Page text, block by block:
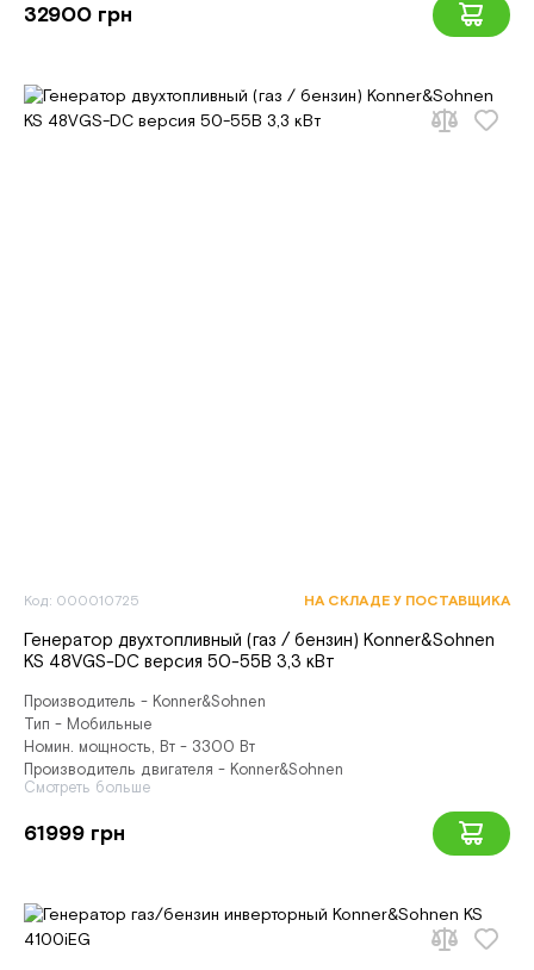
32900 грн
Код: 000010725 НА СКЛАДЕ У ПОСТАВЩИКА
Генератор двухтопливный (газ / бензин) Konner&Sohnen
KS 48VGS-DC версия 50-55В 3,3 кВт
Производитель - Konner&Sohnen
Тип - Мобильные
Номин. мощность, Вт - 3300 Вт
Производитель двигателя - Konner&Sohnen
Смотреть больше
61999 грн